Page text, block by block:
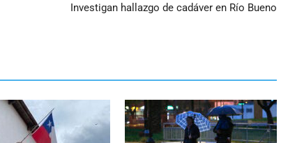
Investigan hallazgo de cadáver en Río Bueno